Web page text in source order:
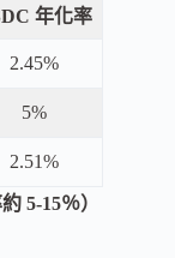
年化率
2.45%
5%
2.51%
5-15％）